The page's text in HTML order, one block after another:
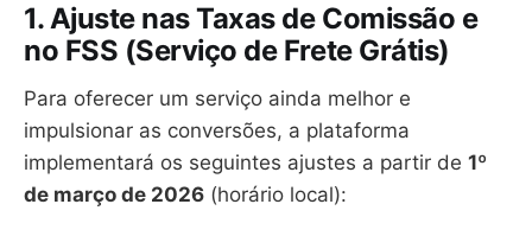
1. Ajuste nas Taxas de Comissão e
no FSS (Serviço de Frete Grátis)
Para oferecer um serviço ainda melhor e
impulsionar as conversões, a plataforma
implementará os seguintes ajustes a partir de 1º
de março de 2026 (horário local):